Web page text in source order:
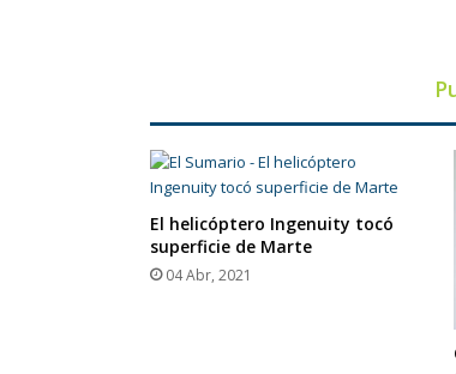
El helicóptero Ingenuity tocó
superficie de Marte
04 Abr, 2021